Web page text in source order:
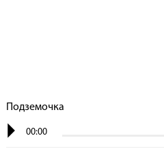
Подземочка
00:00